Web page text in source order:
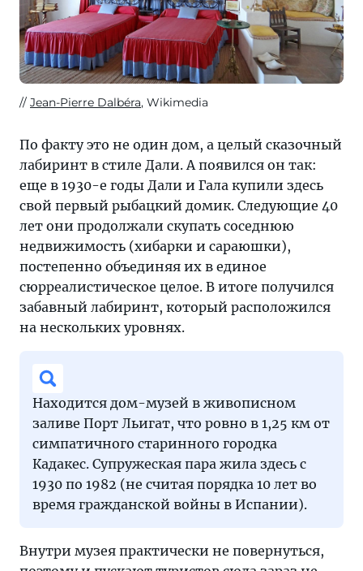
Jean-Pierre Dalbéra, Wikimedia
По факту это не один дом, а целый сказочный
лабиринт в стиле Дали. А появился он так:
еще в 1930-е годы Дали и Гала купили здесь
свой первый рыбацкий домик. Следующие 40
лет они продолжали скупать соседнюю
недвижимость (хибарки и сараюшки),
постепенно объединяя их в единое
сюрреалистическое целое. В итоге получился
забавный лабиринт, который расположился
на нескольких уровнях.
Находится дом-музей в живописном
заливе Порт Льигат, что ровно в 1,25 км от
симпатичного старинного городка
Кадакес. Супружеская пара жила здесь с
1930 по 1982 (не считая порядка 10 лет во
время гражданской войны в Испании).
Внутри музея практически не повернуться,